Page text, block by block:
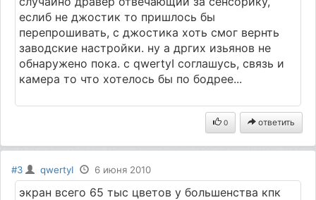
еслиб не джостик то пришлось бы
перепрошивать, с джостика хоть смог вернть
заводские настройки. ну а дргих изьянов не
обнаружено пока. с qwertyI соглашусь, связь и
камера то что хотелось бы по бодрее...
0 ответить
#3 qwertyI 6 июня 2010
экран всего 65 тыс цветов у большенства кпк